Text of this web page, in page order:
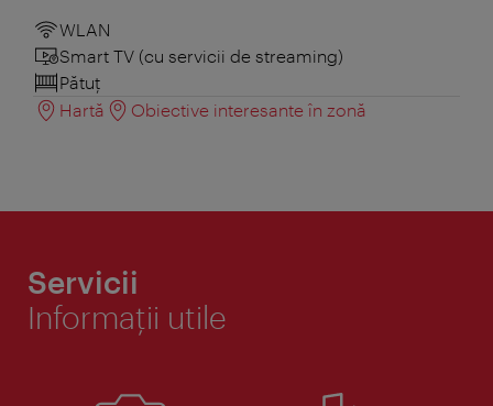
WLAN
Smart TV (cu servicii de streaming)
Pătuţ
Hartă
Obiective interesante în zonă
Servicii
Informaţii utile